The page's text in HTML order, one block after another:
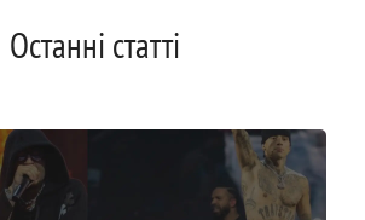
Останні статті